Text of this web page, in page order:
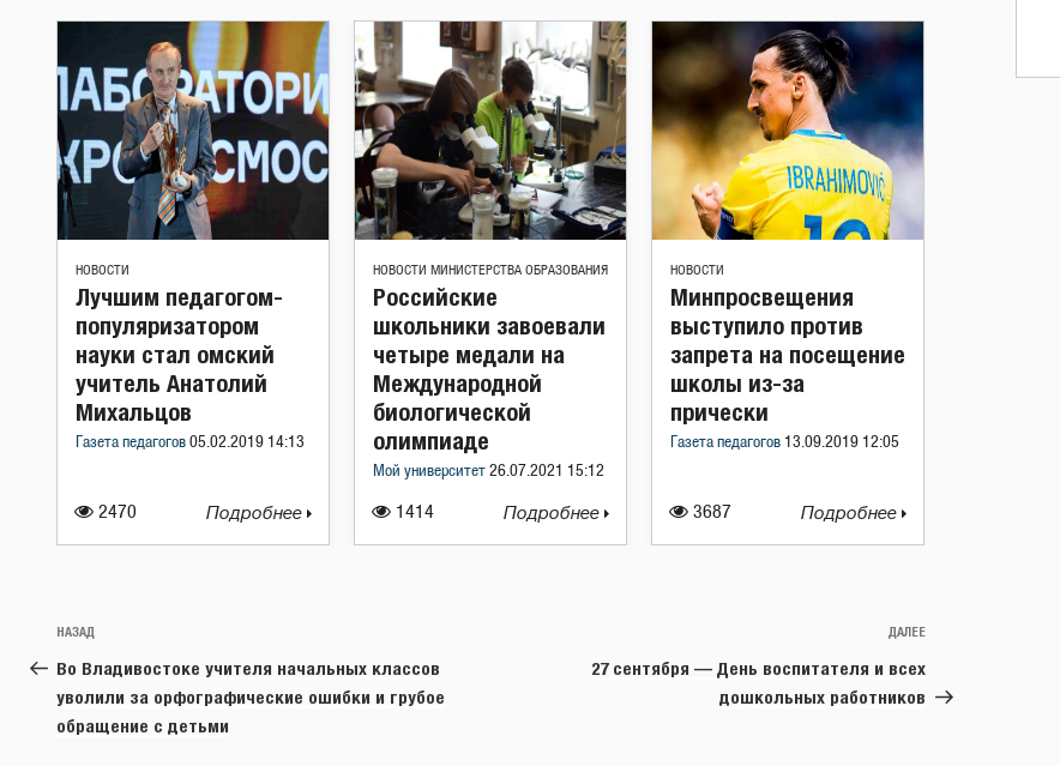
НОВОСТИ
2470
Лучшим педагогом-
популяризатором
науки стал омский
учитель Анатолий
Михальцов
Газета педагогов 05.02.2019 14:13
Подробнее
НОВОСТИ МИНИСТЕРСТВА ОБРАЗОВАНИЯ
1414
Российские
школьники завоевали
четыре медали на
Международной
биологической
олимпиаде
Мой университет 26.07.2021 15:12
Подробнее
НОВОСТИ
3687
Минпросвещения
выступило против
запрета на посещение
школы из-за
прически
Газета педагогов 13.09.2019 12:05
Подробнее
Навигация
по
записям
Предыдущая
запись:
НАЗАД
Во Владивостоке учителя начальных классов
уволили за орфографические ошибки и грубое
обращение с детьми
Следующая
запись
ДАЛЕЕ
27 сентября — День воспитателя и всех
дошкольных работников